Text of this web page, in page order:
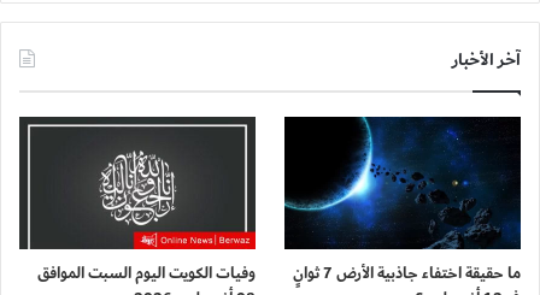
آخر الأخبار
ما حقيقة اختفاء جاذبية الأرض 7 ثوانٍ
وفيات الكويت اليوم السبت الموافق